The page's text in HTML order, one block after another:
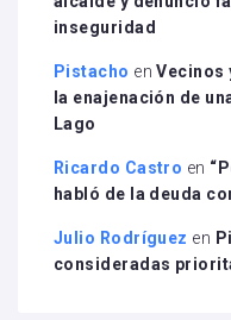
inseguridad
Pistacho enVecinos
la enajenación de
Lago
Ricardo Castro en
habló de la deuda
Julio Rodríguez en
consideradas